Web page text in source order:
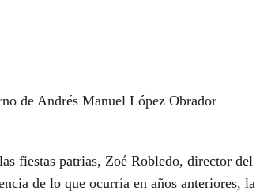
de Andrés Manuel López Obrador
fiestas patrias, Zoé Robledo, director del
de lo que ocurría en años anteriores, la